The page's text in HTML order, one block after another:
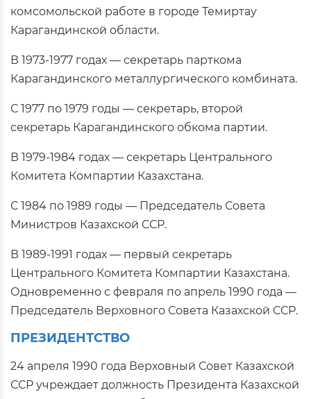
комсомольской работе в городе Темиртау
Карагандинской области.
В 1973-1977 годах — секретарь парткома
Карагандинского металлургического комбината.
С 1977 по 1979 годы — секретарь, второй
секретарь Карагандинского обкома партии.
В 1979-1984 годах — секретарь Центрального
Комитета Компартии Казахстана.
С 1984 по 1989 годы — Председатель Совета
Министров Казахской ССР.
В 1989-1991 годах — первый секретарь
Центрального Комитета Компартии Казахстана.
Одновременно с февраля по апрель 1990 года —
Председатель Верховного Совета Казахской ССР.
ПРЕЗИДЕНТСТВО
24 апреля 1990 года Верховный Совет Казахской
ССР учреждает должность Президента Казахской